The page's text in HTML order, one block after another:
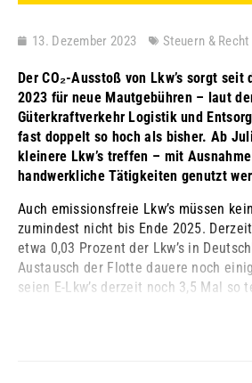
13. Dezember 2023 Steuern & Recht
Der CO₂-Ausstoß von Lkw’s sorgt seit
2023 für neue Mautgebühren – laut
Güterkraftverkehr Logistik und
fast doppelt so hoch als bisher. Ab
kleinere Lkw’s treffen – mit
handwerkliche Tätigkeiten genutzt
Auch emissionsfreie Lkw’s müssen
zumindest nicht bis Ende 2025.
etwa 0,03 Prozent der Lkw’s in
Austausch der Flotte dauere noch
seien E-Lkw’s derzeit noch 3,5 Mal so